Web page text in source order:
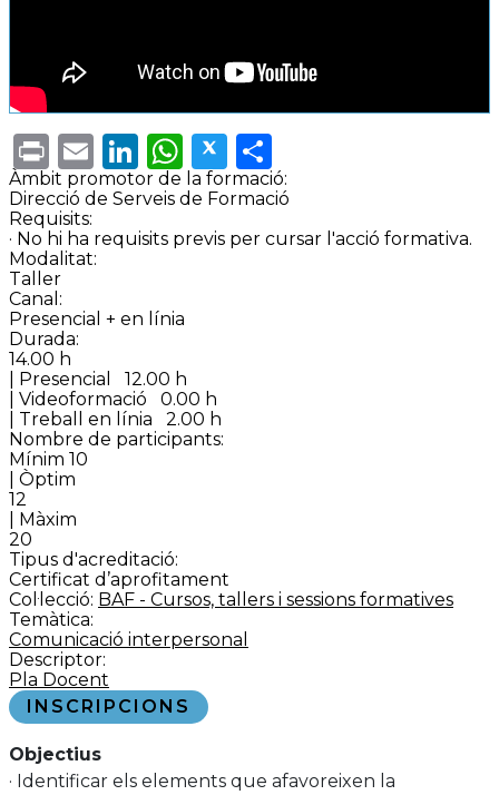
PrintEmailLinkedIn
WhatsApp
Twitter
Àmbit promotor de la formació:
Direcció de Serveis de Formació
Requisits:
· No hi ha requisits previs per cursar l'acció formativa.
Modalitat:
Taller
Canal:
Presencial + en línia
Durada:
14.00 h
| Presencial
12.00 h
| Videoformació
0.00 h
| Treball en línia
2.00 h
Nombre de participants:
Mínim 10
| Òptim
12
| Màxim
20
Tipus d'acreditació:
Certificat d’aprofitament
Col·lecció: BAF - Cursos, tallers i sessions formatives
Temàtica:
Comunicació interpersonal
Descriptor:
Pla Docent
INSCRIPCIONS
Objectius
· Identificar els elements que afavoreixen la